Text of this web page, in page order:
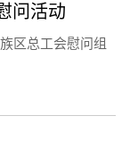
问活动
区总工会慰问组